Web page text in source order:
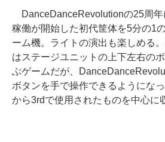
DanceDanceRevolutionの25周年
稼働が開始した初代筐体を5分の1
ーム機。ライトの演出も楽しめる
はステージユニットの上下左右の
ぶゲームだが、
ボタンを手で操作できるようにな
から3rdで使用されたものを中心に